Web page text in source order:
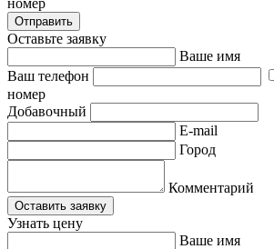
Отправить
Оставьте заявку
Ваше имя
Ваш телефон
номер
Добавочный
E-mail
Город
Комментарий
Оставить заявку
Узнать цену
Ваше имя